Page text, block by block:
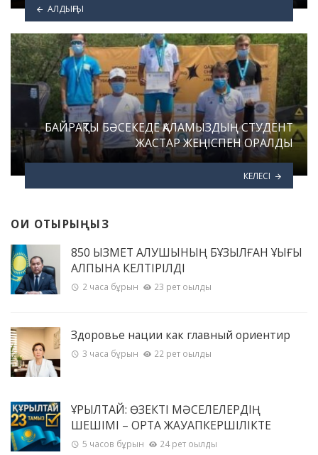
АЛДЫҢҒЫ
БАЙРАҚТЫ БӘСЕКЕДЕ ҚАЛАМЫЗДЫҢ СТУДЕНТ
ЖАСТАР ЖЕҢІСПЕН ОРАЛДЫ
КЕЛЕСІ
ОҚИ ОТЫРЫҢЫЗ
850 ҚЫЗМЕТ АЛУШЫНЫҢ БҰЗЫЛҒАН ҚҰҚЫҒЫ
ҚАЛПЫНА КЕЛТІРІЛДІ
2 часа бұрын 23 рет оқылды
Здоровье нации как главный ориентир
3 часа бұрын 22 рет оқылды
ҚҰРЫЛТАЙ: ӨЗЕКТІ МӘСЕЛЕЛЕРДІҢ
ШЕШІМІ – ОРТАҚ ЖАУАПКЕРШІЛІКТЕ
5 часов бұрын 24 рет оқылды